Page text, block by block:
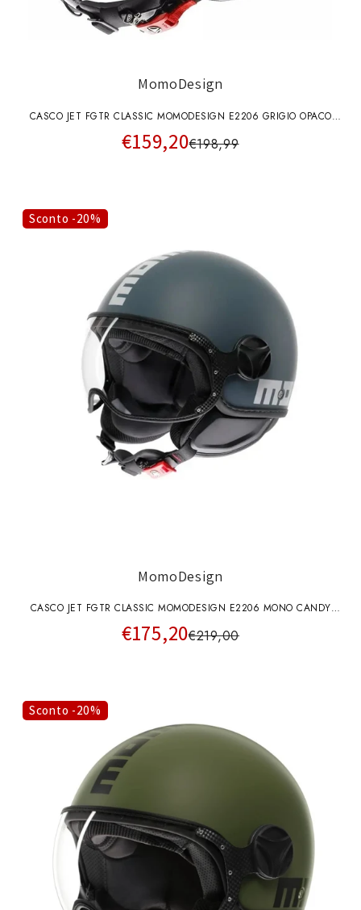
MomoDesign
CASCO JET FGTR CLASSIC MOMODESIGN E2206 GRIGIO OPACO
SCRITTA NERA
€159,20€198,99
Sconto -20%
MomoDesign
CASCO JET FGTR CLASSIC MOMODESIGN E2206 MONO CANDY
OTTANIO OPACO
€175,20€219,00
Sconto -20%